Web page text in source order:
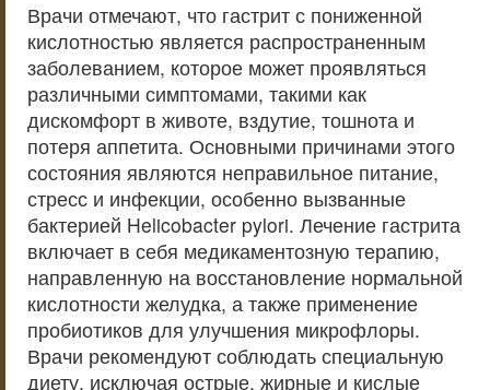
Врачи отмечают, что гастрит с пониженной
кислотностью является распространенным
заболеванием, которое может проявляться
различными симптомами, такими как
дискомфорт в животе, вздутие, тошнота и
потеря аппетита. Основными причинами этого
состояния являются неправильное питание,
стресс и инфекции, особенно вызванные
бактерией Helicobacter pylori. Лечение гастрита
включает в себя медикаментозную терапию,
направленную на восстановление нормальной
кислотности желудка, а также применение
пробиотиков для улучшения микрофлоры.
Врачи рекомендуют соблюдать специальную
диету, исключая острые, жирные и кислые